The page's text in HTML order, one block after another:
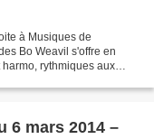
à Musiques de
Bo Weavil s'offre en
rythmiques aux
6 mars 2014 –